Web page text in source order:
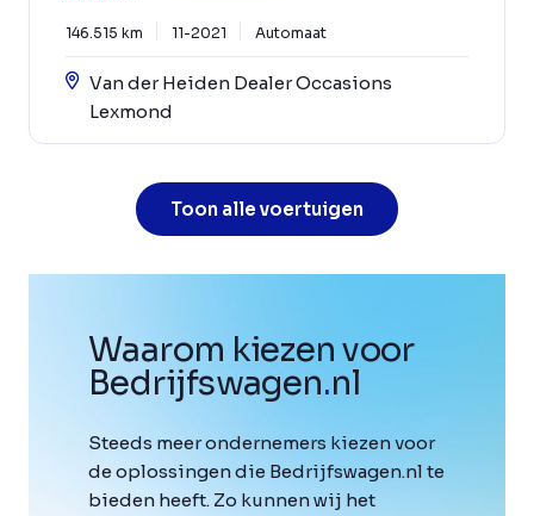
146.515 km 11-2021 Automaat
Van der Heiden Dealer Occasions
Lexmond
Toon alle voertuigen
Waarom kiezen voor
Bedrijfswagen.nl
Steeds meer ondernemers kiezen voor
de oplossingen die Bedrijfswagen.nl te
bieden heeft. Zo kunnen wij het